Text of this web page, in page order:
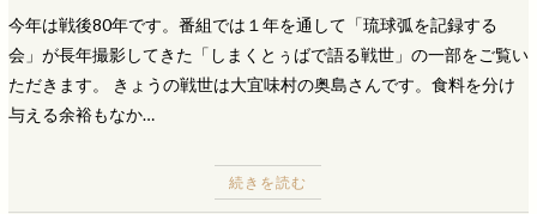
今年は戦後80年です。番組では１年を通して「琉球弧を記録する
会」が長年撮影してきた「しまくとぅばで語る戦世」の一部をご覧い
ただきます。 きょうの戦世は大宜味村の奥島さんです。食料を分け
与える余裕もなか…
続きを読む